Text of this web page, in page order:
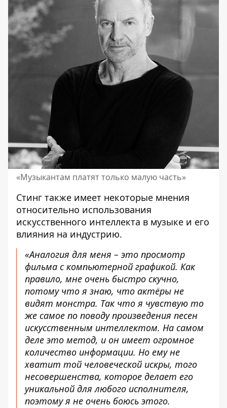
«Музыкантам платят только малую часть»
Стинг также имеет некоторые мнения
относительно использования
искусственного интеллекта в музыке и его
влияния на индустрию.
«Аналогия для меня – это просмотр
фильма с компьютерной графикой. Как
правило, мне очень быстро скучно,
потому что я знаю, что актёры не
видят монстра. Так что я чувствую то
же самое по поводу произведения песен
искусственным интеллектом. На самом
деле это метод, и он имеет огромное
количество информации. Но ему не
хватит той человеческой искры, того
несовершенства, которое делает его
уникальной для любого исполнителя,
поэтому я не очень боюсь этого.